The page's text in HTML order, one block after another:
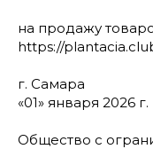
на продажу
https://
г. Самара
«01» января 2026 г.
Общество с